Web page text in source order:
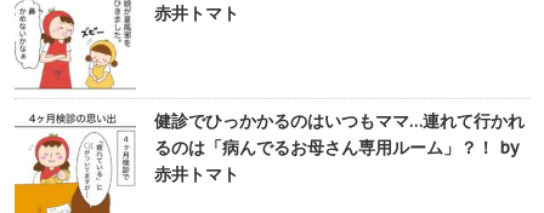
赤井トマト
健診でひっかかるのはいつもママ…連れて行かれ
るのは「病んでるお母さん専用ルーム」？！ by
赤井トマト